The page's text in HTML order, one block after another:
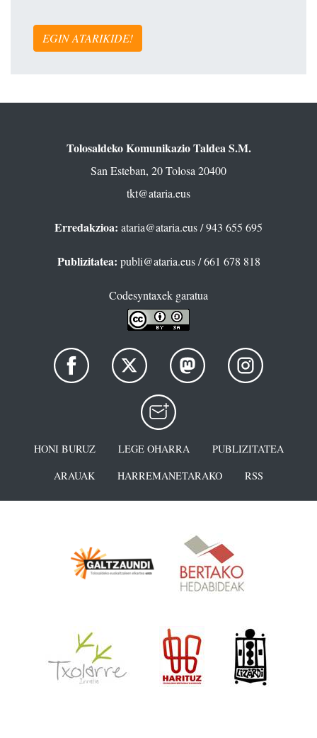
EGIN ATARIKIDE!
Tolosaldeko Komunikazio Taldea S.M.
San Esteban, 20 Tolosa 20400
tkt@ataria.eus
Erredakzioa: ataria@ataria.eus/ 943 655 695
Publizitatea: publi@ataria.eus/ 661 678 818
Codesyntaxek garatua
HONI BURUZ LEGE OHARRA
PUBLIZITATEA
ARAUAK
HARREMANETARAKO RSS